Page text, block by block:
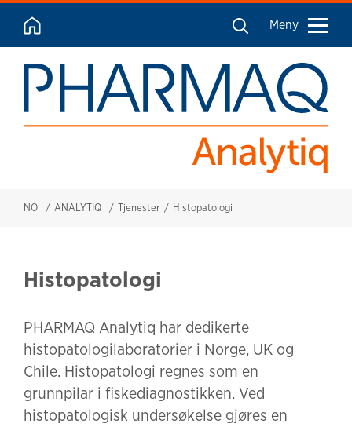
Meny
NO ANALYTIQ Tjenester Histopatologi
Histopatologi
PHARMAQ Analytiq har dedikerte
histopatologilaboratorier i Norge, UK og
Chile. Histopatologi regnes som en
grunnpilar i fiskediagnostikken. Ved
histopatologisk undersøkelse gjøres en